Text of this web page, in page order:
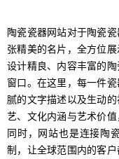
陶瓷瓷器网站对于陶瓷
张精美的名片，全方位
设计精良、内容丰富的
窗口。在这里，每一件
腻的文字描述以及生动
艺、文化内涵与艺术价
同时，网站也是连接陶
制，让全球范围内的客